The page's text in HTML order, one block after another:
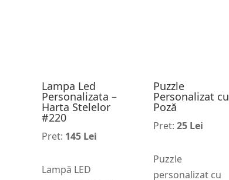
Lampa Led
Personalizata –
Harta Stelelor
#220
Pret: 145 Lei
Lampă LED
Puzzle
Personalizat cu
Poză
Pret: 25 Lei
Puzzle
personalizat cu